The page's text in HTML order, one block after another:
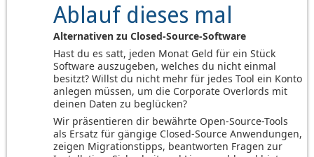
Ablauf dieses mal
Alternativen zu Closed-Source-Software
Hast du es satt, jeden Monat Geld für ein Stück
Software auszugeben, welches du nicht einmal
besitzt? Willst du nicht mehr für jedes Tool ein Konto
anlegen müssen, um die Corporate Overlords mit
deinen Daten zu beglücken?
Wir präsentieren dir bewährte Open-Source-Tools
als Ersatz für gängige Closed‑Source Anwendungen,
zeigen Migrationstipps, beantworten Fragen zur